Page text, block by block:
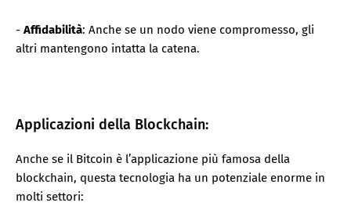
- Affidabilità: Anche se un nodo viene compromesso, gli
altri mantengono intatta la catena.
Applicazioni della Blockchain:
Anche se il Bitcoin è l’applicazione più famosa della
blockchain, questa tecnologia ha un potenziale enorme in
molti settori: